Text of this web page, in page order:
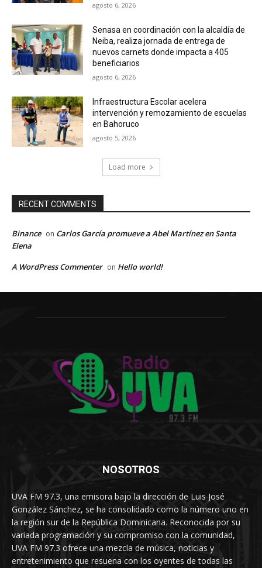
agosto 6, 2026
Senasa en coordinación con la alcaldía de
Neiba, realiza jornada de entrega de
nuevos carnets donde impacta a 405
beneficiarios
agosto 6, 2026
Infraestructura Escolar acelera
intervención y remozamiento de escuelas
en Bahoruco
agosto 5, 2026
Load more
RECENT COMMENTS
Binance on Carlos García promueve a Abel Martínez en Santa
Elena
A WordPress Commenter on Hello world!
NOSOTROS
UVA FM 97.3, una emisora bajo la dirección de Luis José
González Sánchez, se ha consolidado como la número uno en
la región sur de la República Dominicana. Reconocida por su
variada programación y su compromiso con la comunidad,
UVA FM 97.3 ofrece una mezcla de música, noticias y
entretenimiento que resuena con los oyentes de todas las